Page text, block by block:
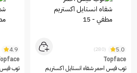
5.0
(280)
Topface
توب فيس احمر شفاه انستايل اكستريم
4.9
توب فيس